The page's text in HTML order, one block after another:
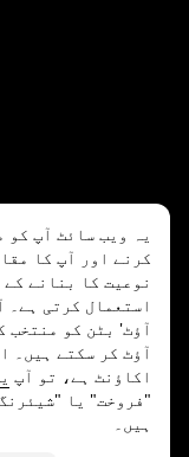
©
2026
.Uber Technologies Inc
یہ ویب سائٹ آپ کو
کرنے اور آپ کا
نوعیت کا بنانے
استعمال کرتی ہے۔
آؤٹ' بٹن کو منتخب
اکاؤنٹ ہے، تو آپ
"فروخت" یا
ہیں۔